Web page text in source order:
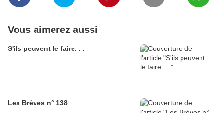
Vous aimerez aussi
S'ils peuvent le faire. . .
Les Brèves n° 138